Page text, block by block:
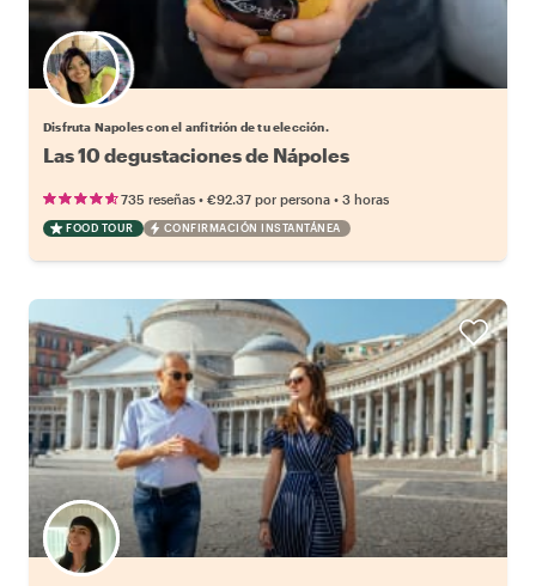
Elige tu local favorito
Disfruta Napoles con el anfitrión de tu elección.
Las 10 degustaciones de Nápoles
735 reseñas • €92.37 por persona • 3 horas
FOOD TOUR CONFIRMACIÓN INSTANTÁNEA
Elige tu local favorito